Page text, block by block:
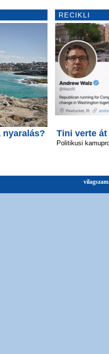
nyaralás?
RECIKLI
Tini verte
Politikusi